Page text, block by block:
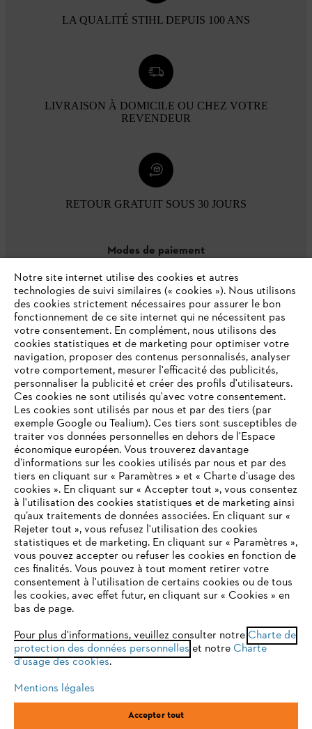
LA QUALITÉ STIHL DEPUIS 100 ANS
LIVRAISON À DOMICILE OU CHEZ VOTRE
REVENDEUR
RETOUR GRATUIT SOUS 30 JOURS
Modes de paiement
L'Entreprise
Questions / Réponses
Service
Conditions Générales de Vente
Mentions légales Cookies
Conditions de garantie
VOTRE NAVIGATEUR INTERNET
N'EST PLUS PRIS EN CHARGE
Vous utilisez un navigateur Internet que nous ne prenons plus
en charge, et certaines fonctionnalités de notre site ne
peuvent fonctionner correctement. Pour une utilisation
optimale de notre site, nous vous recommandons de passer à
l'un des navigateurs suivants :
firefox chrome
Notre site internet utilise des cookies et autres
technologies de suivi similaires (« cookies »). Nous utilisons
des cookies strictement nécessaires pour assurer le bon
fonctionnement de ce site internet qui ne nécessitent pas
votre consentement. En complément, nous utilisons des
cookies statistiques et de marketing pour optimiser votre
navigation, proposer des contenus personnalisés, analyser
votre comportement, mesurer l'efficacité des publicités,
personnaliser la publicité et créer des profils d'utilisateurs.
Ces cookies ne sont utilisés qu'avec votre consentement.
Les cookies sont utilisés par nous et par des tiers (par
exemple Google ou Tealium). Ces tiers sont susceptibles de
traiter vos données personnelles en dehors de l'Espace
économique européen. Vous trouverez davantage
d’informations sur les cookies utilisés par nous et par des
tiers en cliquant sur « Paramètres » et « Charte d’usage des
cookies ». En cliquant sur « Accepter tout », vous consentez
à l'utilisation des cookies statistiques et de marketing ainsi
qu’aux traitements de données associées. En cliquant sur «
Rejeter tout », vous refusez l'utilisation des cookies
statistiques et de marketing. En cliquant sur « Paramètres »,
vous pouvez accepter ou refuser les cookies en fonction de
ces finalités. Vous pouvez à tout moment retirer votre
consentement à l'utilisation de certains cookies ou de tous
les cookies, avec effet futur, en cliquant sur « Cookies » en
bas de page.
Pour plus d'informations, veuillez consulter notre Charte de
protection des données personnelles et notre Charte
d'usage des cookies.
Mentions légales
Accepter tout